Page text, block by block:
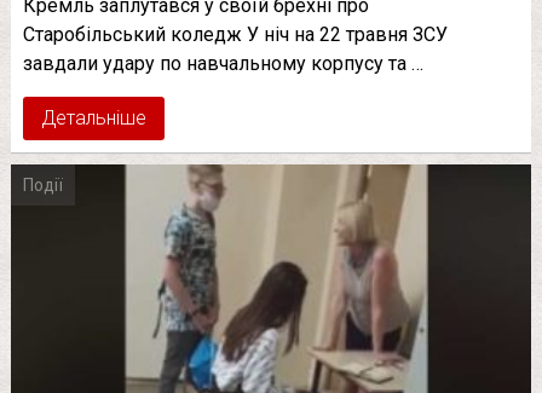
Кремль заплутався у своїй брехні про
Старобільський коледж У ніч на 22 травня ЗСУ
завдали удару по навчальному корпусу та …
Детальніше
Події